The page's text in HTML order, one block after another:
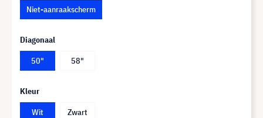
Niet-aanraakscherm
Diagonaal
50"
58"
Kleur
Wit
Zwart